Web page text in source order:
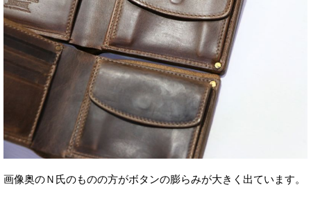
画像奥のＮ氏のものの方がボタンの膨らみが大きく出ています。